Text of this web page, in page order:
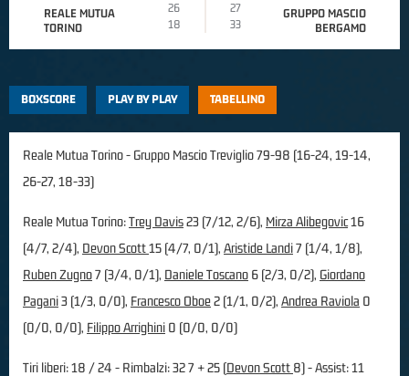
REALE MUTUA
TORINO
26
27
18
33
GRUPPO MASCIO
BERGAMO
BOXSCORE PLAY BY PLAY TABELLINO
Reale Mutua Torino - Gruppo Mascio Treviglio 79-98 (16-24, 19-14,
26-27, 18-33)
Reale Mutua Torino:Trey Davis23 (7/12, 2/6), Mirza Alibegovic16
(4/7, 2/4), Devon Scott15 (4/7, 0/1), Aristide Landi7 (1/4, 1/8),
Ruben Zugno7 (3/4, 0/1), Daniele Toscano 6 (2/3, 0/2), Giordano
Pagani3 (1/3, 0/0), Francesco Oboe2 (1/1, 0/2), Andrea Raviola 0
(0/0, 0/0), Filippo Arrighini 0 (0/0, 0/0)
Tiri liberi: 18 / 24 - Rimbalzi: 32 7 + 25 (Devon Scott 8) - Assist: 11